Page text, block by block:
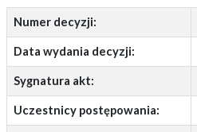
Numer decyzji:
Data wydania decyzji:
Sygnatura akt:
Uczestnicy postępowania: